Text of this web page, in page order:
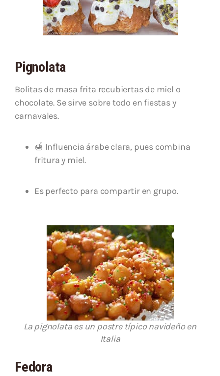
Pignolata
Bolitas de masa frita recubiertas de miel o
chocolate. Se sirve sobre todo en fiestas y
carnavales.
🍯 Influencia árabe clara, pues combina
fritura y miel.
Es perfecto para compartir en grupo.
La pignolata es un postre típico navideño en
Italia
Fedora